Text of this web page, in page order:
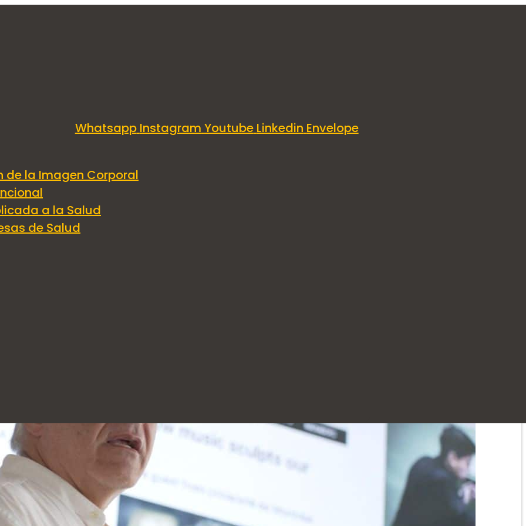
Whatsapp Instagram Youtube Linkedin Envelope
de la Imagen Corporal
a la Salud
de Salud
sobre Salud y Bienestar